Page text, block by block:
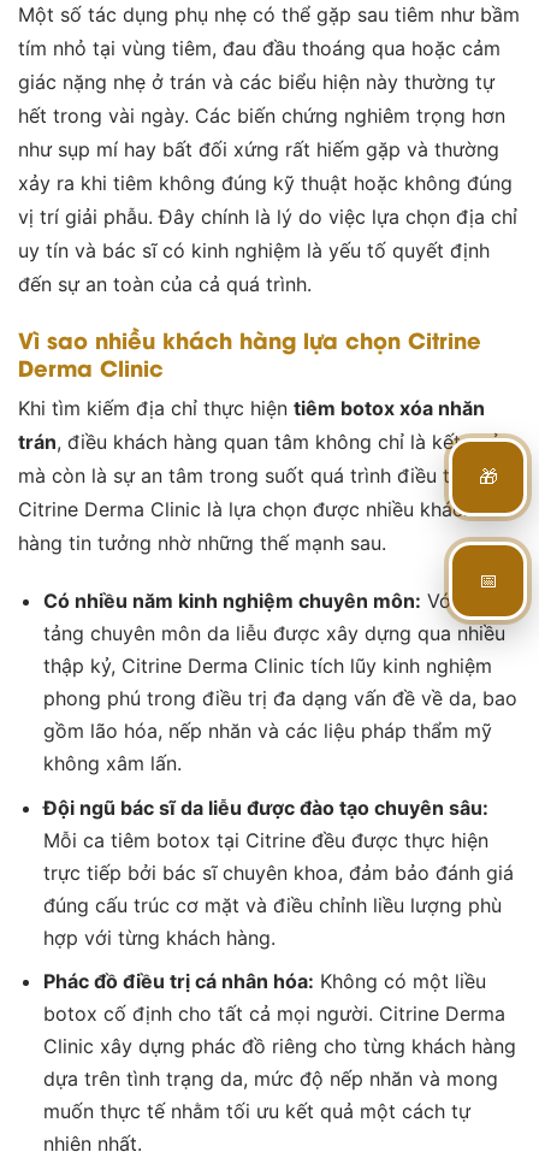
Một số tác dụng phụ nhẹ có thể gặp sau tiêm như bầm
tím nhỏ tại vùng tiêm, đau đầu thoáng qua hoặc cảm
giác nặng nhẹ ở trán và các biểu hiện này thường tự
hết trong vài ngày. Các biến chứng nghiêm trọng hơn
như sụp mí hay bất đối xứng rất hiếm gặp và thường
xảy ra khi tiêm không đúng kỹ thuật hoặc không đúng
vị trí giải phẫu. Đây chính là lý do việc lựa chọn địa chỉ
uy tín và bác sĩ có kinh nghiệm là yếu tố quyết định
đến sự an toàn của cả quá trình.
Vì sao nhiều khách hàng lựa chọn Citrine
Derma Clinic
Khi tìm kiếm địa chỉ thực hiện tiêm botox xóa nhăn
trán, điều khách hàng quan tâm không chỉ là kết quả
mà còn là sự an tâm trong suốt quá trình điều trị.
Citrine Derma Clinic là lựa chọn được nhiều khách
hàng tin tưởng nhờ những thế mạnh sau.
Có nhiều năm kinh nghiệm chuyên môn: Với nền
tảng chuyên môn da liễu được xây dựng qua nhiều
thập kỷ, Citrine Derma Clinic tích lũy kinh nghiệm
phong phú trong điều trị đa dạng vấn đề về da, bao
gồm lão hóa, nếp nhăn và các liệu pháp thẩm mỹ
không xâm lấn.
Đội ngũ bác sĩ da liễu được đào tạo chuyên sâu:
Mỗi ca tiêm botox tại Citrine đều được thực hiện
trực tiếp bởi bác sĩ chuyên khoa, đảm bảo đánh giá
đúng cấu trúc cơ mặt và điều chỉnh liều lượng phù
hợp với từng khách hàng.
Phác đồ điều trị cá nhân hóa: Không có một liều
botox cố định cho tất cả mọi người. Citrine Derma
Clinic xây dựng phác đồ riêng cho từng khách hàng
dựa trên tình trạng da, mức độ nếp nhăn và mong
muốn thực tế nhằm tối ưu kết quả một cách tự
nhiên nhất.
🎁
📅